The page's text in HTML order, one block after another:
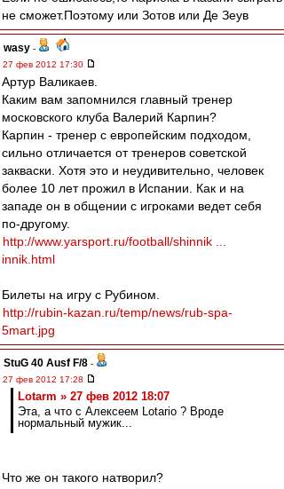
не сможет.Поэтому или Зотов или Де Зеув
wasy -
27 фев 2012 17:30
Артур Валикаев.
Каким вам запомнился главный тренер
московского клуба Валерий Карпин?
Карпин - тренер с европейским подходом,
сильно отличается от тренеров советской
закваски. Хотя это и неудивительно, человек
более 10 лет прожил в Испании. Как и на
западе он в общении с игроками ведет себя
по-другому.
http://www.yarsport.ru/football/shinnik ...
innik.html
Билеты на игру с Рубином.
http://rubin-kazan.ru/temp/news/rub-spa-
5mart.jpg
StuG 40 Ausf F/8 -
27 фев 2012 17:28
Lotarm » 27 фев 2012 18:07
Эта, а что с Алексеем Lotario ? Вроде
нормальный мужик...
Что же он такого натворил?